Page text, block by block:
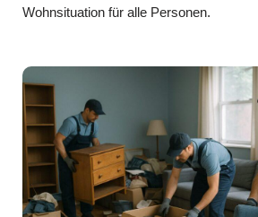
Wohnsituation für alle Personen.